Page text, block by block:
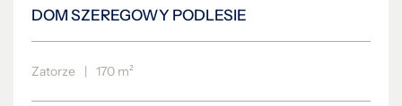
DOM SZEREGOWY PODLESIE
Zatorze | 170 m²